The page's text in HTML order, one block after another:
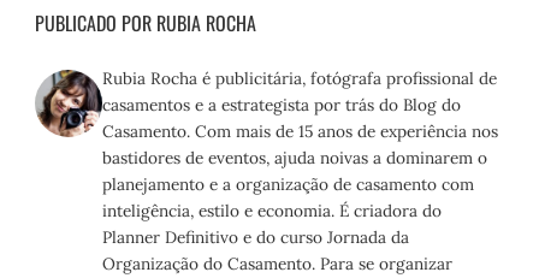
PUBLICADO POR RUBIA ROCHA
Rubia Rocha é publicitária, fotógrafa profissional de
casamentos e a estrategista por trás do Blog do
Casamento. Com mais de 15 anos de experiência nos
bastidores de eventos, ajuda noivas a dominarem o
planejamento e a organização de casamento com
inteligência, estilo e economia. É criadora do
Planner Definitivo e do curso Jornada da
Organização do Casamento. Para se organizar